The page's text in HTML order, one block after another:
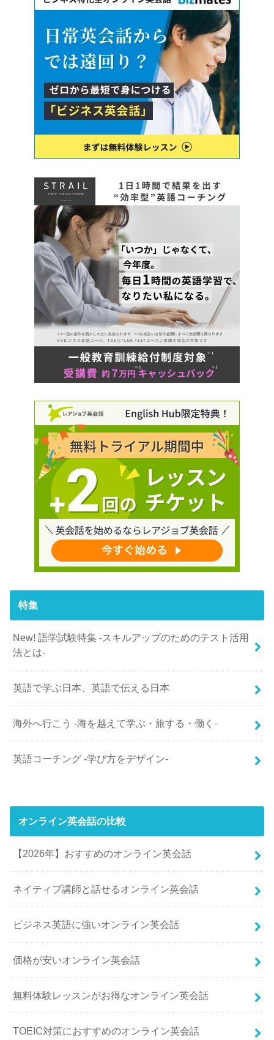
特集
New! 語学試験特集 -スキルアップのためのテスト活用
法とは-
英語で学ぶ日本、英語で伝える日本
海外へ行こう -海を越えて学ぶ・旅する・働く-
英語コーチング -学び方をデザイン-
オンライン英会話の比較
【2026年】おすすめのオンライン英会話
ネイティブ講師と話せるオンライン英会話
ビジネス英語に強いオンライン英会話
価格が安いオンライン英会話
無料体験レッスンがお得なオンライン英会話
TOEIC対策におすすめのオンライン英会話